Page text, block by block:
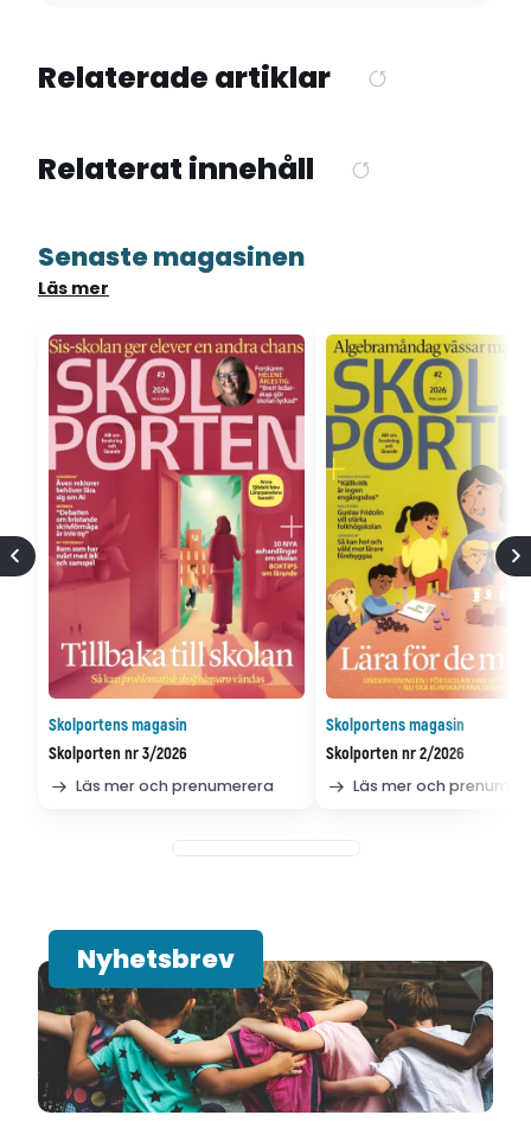
Relaterade artiklar
Relaterat innehåll
Senaste magasinen
Läs mer
Skolportens magasin
Skolporten nr 3/2026
Läs mer och prenumerera
Skolportens magasin
Skolporten nr 2/2026
Läs mer och
Nyhetsbrev